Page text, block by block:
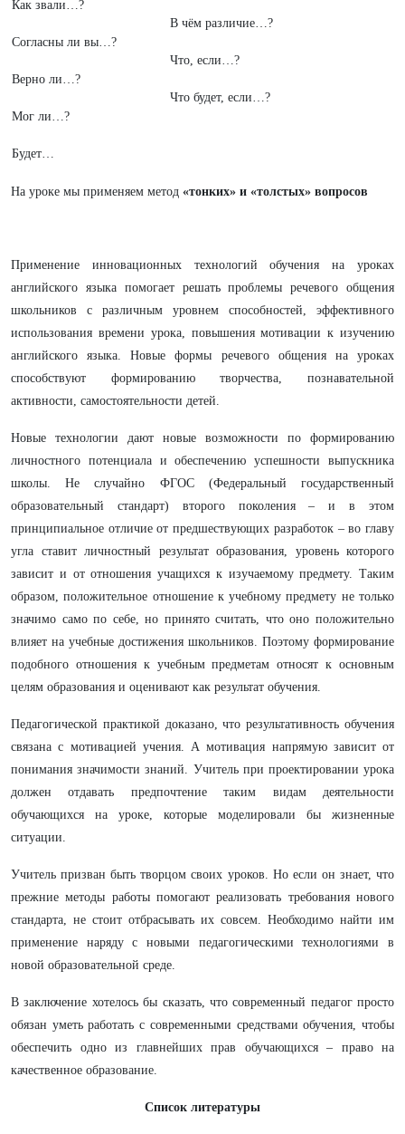
Как звали…?
Согласны ли вы…?
Верно ли…?
Мог ли…?
Будет…
В чём различие…?
Что, если…?
Что будет, если…?
На уроке мы применяем метод «тонких» и «толстых» вопросов
Применение инновационных технологий обучения на уроках
английского языка помогает решать проблемы речевого общения
школьников с различным уровнем способностей, эффективного
использования времени урока, повышения мотивации к изучению
английского языка. Новые формы речевого общения на уроках
способствуют формированию творчества, познавательной
активности, самостоятельности детей.
Новые технологии дают новые возможности по формированию
личностного потенциала и обеспечению успешности выпускника
школы. Не случайно ФГОС (Федеральный государственный
образовательный стандарт) второго поколения – и в этом
принципиальное отличие от предшествующих разработок – во главу
угла ставит личностный результат образования, уровень которого
зависит и от отношения учащихся к изучаемому предмету. Таким
образом, положительное отношение к учебному предмету не только
значимо само по себе, но принято считать, что оно положительно
влияет на учебные достижения школьников. Поэтому формирование
подобного отношения к учебным предметам относят к основным
целям образования и оценивают как результат обучения.
Педагогической практикой доказано, что результативность обучения
связана с мотивацией учения. А мотивация напрямую зависит от
понимания значимости знаний. Учитель при проектировании урока
должен отдавать предпочтение таким видам деятельности
обучающихся на уроке, которые моделировали бы жизненные
ситуации.
Учитель призван быть творцом своих уроков. Но если он знает, что
прежние методы работы помогают реализовать требования нового
стандарта, не стоит отбрасывать их совсем. Необходимо найти им
применение наряду с новыми педагогическими технологиями в
новой образовательной среде.
В заключение хотелось бы сказать, что современный педагог просто
обязан уметь работать с современными средствами обучения, чтобы
обеспечить одно из главнейших прав обучающихся – право на
качественное образование.
Список литературы